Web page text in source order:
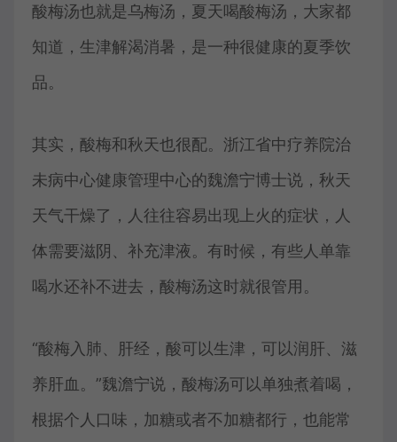
酸梅汤也就是乌梅汤，夏天喝酸梅汤，大家都
知道，生津解渴消暑，是一种很健康的夏季饮
品。
其实，酸梅和秋天也很配。浙江省中疗养院治
未病中心健康管理中心的魏澹宁博士说，秋天
天气干燥了，人往往容易出现上火的症状，人
体需要滋阴、补充津液。有时候，有些人单靠
喝水还补不进去，酸梅汤这时就很管用。
“酸梅入肺、肝经，酸可以生津，可以润肝、滋
养肝血。”魏澹宁说，酸梅汤可以单独煮着喝，
根据个人口味，加糖或者不加糖都行，也能常